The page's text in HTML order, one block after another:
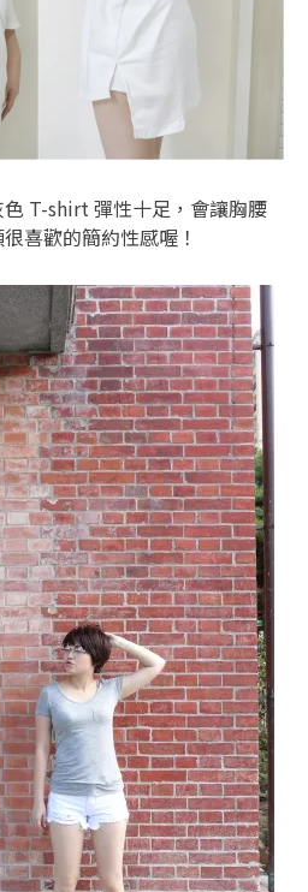
T-shirt 彈性十足，會讓胸腰
喜歡的簡約性感喔！